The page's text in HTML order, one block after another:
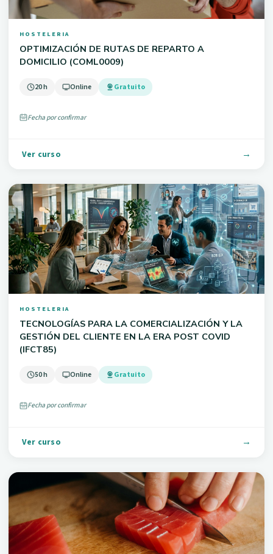
HOSTELERIA
OPTIMIZACIÓN DE RUTAS DE REPARTO A
DOMICILIO (COML0009)
20 h Online Gratuito
Fecha por confirmar
Ver curso
HOSTELERIA
TECNOLOGÍAS PARA LA COMERCIALIZACIÓN Y LA
GESTIÓN DEL CLIENTE EN LA ERA POST COVID
(IFCT85)
50 h Online Gratuito
Fecha por confirmar
Ver curso